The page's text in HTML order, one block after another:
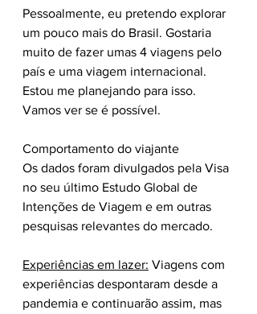
Pessoalmente, eu pretendo explorar
um pouco mais do Brasil. Gostaria
muito de fazer umas 4 viagens pelo
país e uma viagem internacional.
Estou me planejando para isso.
Vamos ver se é possível.
Comportamento do viajante
Os dados foram divulgados pela Visa
no seu último Estudo Global de
Intenções de Viagem e em outras
pesquisas relevantes do mercado.
Experiências em lazer: Viagens com
experiências despontaram desde a
pandemia e continuarão assim, mas